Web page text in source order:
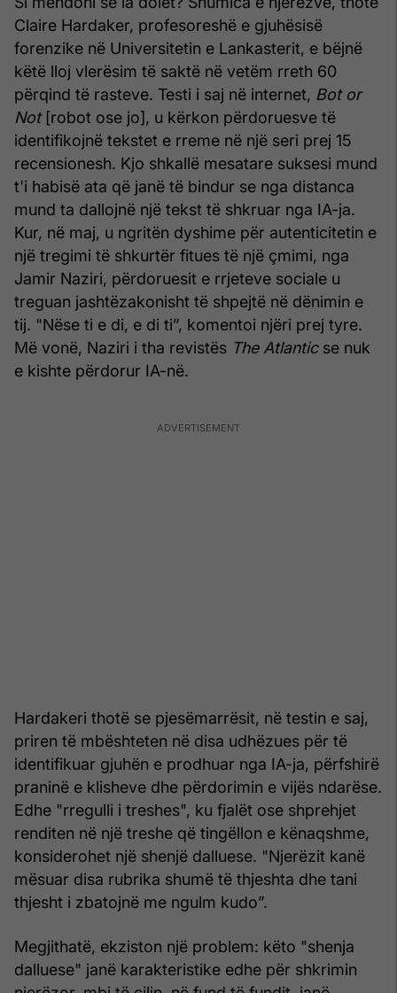
Claire Hardaker, profesoreshë e gjuhësisë
forenzike në Universitetin e Lankasterit, e bëjnë
këtë lloj vlerësim të saktë në vetëm rreth 60
përqind të rasteve. Testi i saj në internet, Bot or
Not[robot ose jo], u kërkon përdoruesve të
identifikojnë tekstet e rreme në një seri prej 15
recensionesh. Kjo shkallë mesatare suksesi mund
t'i habisë ata që janë të bindur se nga distanca
mund ta dallojnë një tekst të shkruar nga IA-ja.
Kur, në maj, u ngritën dyshime për autenticitetin e
një tregimi të shkurtër fitues të një çmimi, nga
Jamir Naziri, përdoruesit e rrjeteve sociale u
treguan jashtëzakonisht të shpejtë në dënimin e
tij. "Nëse ti e di, e di ti”, komentoi njëri prej tyre.
Më vonë, Naziri i tha revistës The Atlanticse nuk
e kishte përdorur IA-në.
Hardakeri thotë se pjesëmarrësit, në testin e saj,
priren të mbështeten në disa udhëzues për të
identifikuar gjuhën e prodhuar nga IA-ja, përfshirë
praninë e klisheve dhe përdorimin e vijës ndarëse.
Edhe "rregulli i treshes", ku fjalët ose shprehjet
renditen në një treshe që tingëllon e kënaqshme,
konsiderohet një shenjë dalluese. "Njerëzit kanë
mësuar disa rubrika shumë të thjeshta dhe tani
thjesht i zbatojnë me ngulm kudo”.
Megjithatë, ekziston një problem: këto "shenja
dalluese" janë karakteristike edhe për shkrimin